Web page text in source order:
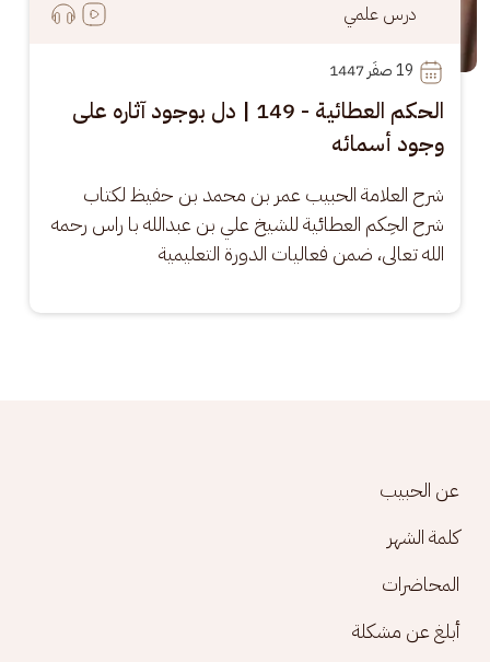
درس علمي
19
الحكم العطائية - 149 | دل بوجود آثاره على
وجود أسمائه
شرح العلامة الحبيب عمر بن محمد بن حفيظ لكتاب
شرح الحِكم العطائية للشيخ علي بن عبدالله با راس رحمه
الله تعالى، ضمن فعاليات الدورة التعليمية
Footer menu
عن الحبيب
كلمة الشهر
المحاضرات
أبلغ عن مشكلة